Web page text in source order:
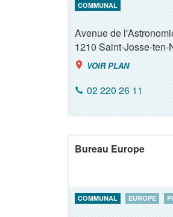
COMMUNAL
Avenue de
1210Saint-Josse-ten-
VOIR PLAN
02 220 26 11
Bureau Europe
COMMUNAL EUROPE